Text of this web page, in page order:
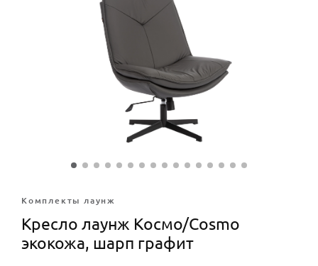
Комплекты лаунж
Кресло лаунж Космо/Cosmo
экокожа, шарп графит